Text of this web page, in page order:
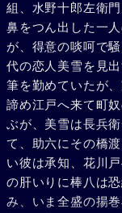
組、水野十郎左衛
鼻をつん出した一
が、得意の啖呵で
代の恋人美雪を見
筆を勤めていたが
諦め江戸へ来て町
ぶが、美雪は長兵
て、助六にその橋
い彼は承知、花川
の肝いりに棒八は
み、いま全盛の揚